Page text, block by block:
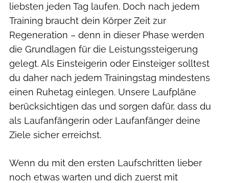
liebsten jeden Tag laufen. Doch nach jedem
Training braucht dein Körper Zeit zur
Regeneration – denn in dieser Phase werden
die Grundlagen für die Leistungssteigerung
gelegt. Als Einsteigerin oder Einsteiger solltest
du daher nach jedem Trainingstag mindestens
einen Ruhetag einlegen. Unsere Laufpläne
berücksichtigen das und sorgen dafür, dass du
als Laufanfängerin oder Laufanfänger deine
Ziele sicher erreichst.
Wenn du mit den ersten Laufschritten lieber
noch etwas warten und dich zuerst mit